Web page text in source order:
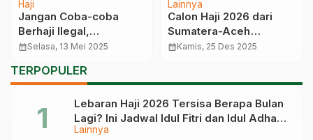
Haji
Jangan Coba-coba
Berhaji Ilegal,
Penjagaan Super Ketat,
Hingga Denda Rp448
Juta
calendar_monthSelasa, 13 Mei 2025
Lainnya
Calon Haji 2026 dari
Sumatera-Aceh
Terancam Gagal
calendar_monthKamis, 25 Des 2025
TERPOPULER
Lainnya
Lebaran Haji 2026 Tersisa Berapa Bulan
Lagi? Ini Jadwal Idul Fitri dan Idul Adha
Tahun Depan